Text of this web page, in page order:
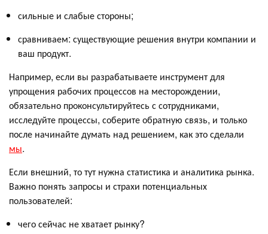
сильные и слабые стороны;
сравниваем: существующие решения внутри компании и
ваш продукт.
Например, если вы разрабатываете инструмент для
упрощения рабочих процессов на месторождении,
обязательно проконсультируйтесь с сотрудниками,
исследуйте процессы, соберите обратную связь, и только
после начинайте думать над решением, как это сделали
мы.
Если внешний, то тут нужна статистика и аналитика рынка.
Важно понять запросы и страхи потенциальных
пользователей:
чего сейчас не хватает рынку?